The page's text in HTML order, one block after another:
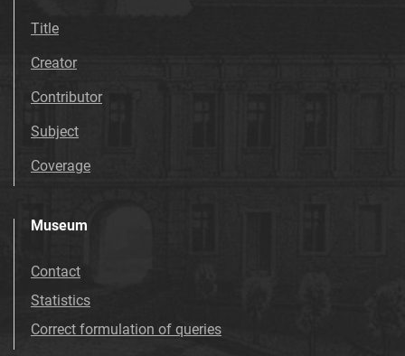
Title
Creator
Contributor
Subject
Coverage
Museum
Contact
Statistics
Correct formulation of queries